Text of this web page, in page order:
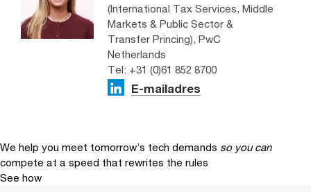
(International Tax Services, Middle
Markets & Public Sector &
Transfer Princing), PwC
Netherlands
Tel: +31 (0)61 852 8700
E-mailadres
We help you meet tomorrow’s tech demands so you can
compete at a speed that rewrites the rules
See how